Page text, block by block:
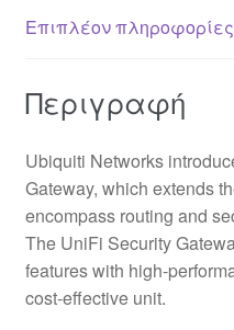
Επιπλέον πληροφορίες
Περιγραφή
Ubiquiti Networks
Gateway, which extends
encompass routing and
The UniFi Security
features with
cost‐effective unit.